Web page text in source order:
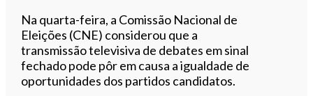
Na quarta-feira, a Comissão Nacional de
Eleições (CNE) considerou que a
transmissão televisiva de debates em sinal
fechado pode pôr em causa a igualdade de
oportunidades dos partidos candidatos.